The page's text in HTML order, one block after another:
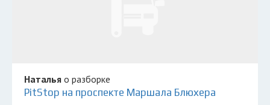
Наталья о разборке
PitStop на проспекте Маршала Блюхера